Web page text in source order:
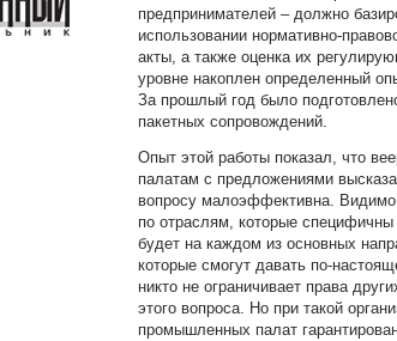
предпринимателей – должно
использовании нормативно-
акты, а также оценка их
уровне накоплен определенный
За прошлый год было
пакетных сопровождений.
Опыт этой работы показал, что
палатам с предложениями
вопросу малоэффективна.
по отраслям, которые
будет на каждом из основных
которые смогут давать по-
никто не ограничивает права
этого вопроса. Но при такой
промышленных палат